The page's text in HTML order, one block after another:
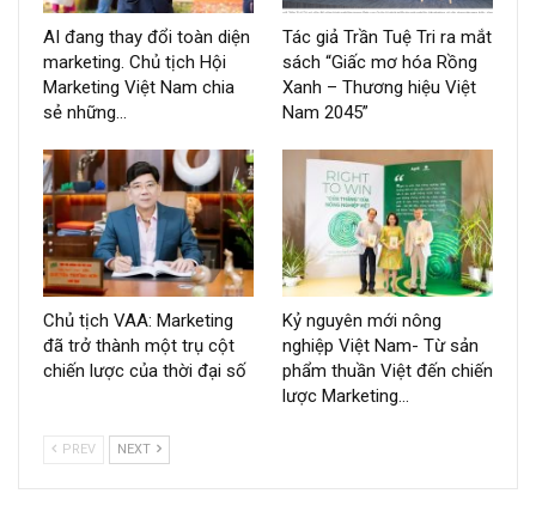
AI đang thay đổi toàn diện
marketing. Chủ tịch Hội
Marketing Việt Nam chia
sẻ những…
Tác giả Trần Tuệ Tri ra mắt
sách “Giấc mơ hóa Rồng
Xanh – Thương hiệu Việt
Nam 2045”
Chủ tịch VAA: Marketing
đã trở thành một trụ cột
chiến lược của thời đại số
Kỷ nguyên mới nông
nghiệp Việt Nam- Từ sản
phẩm thuần Việt đến chiến
lược Marketing…
PREV NEXT